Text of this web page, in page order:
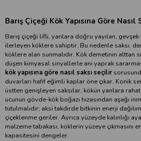
Barış Çiçeği Kök Yapısına Göre Nasıl
Barış çiçeği lifli, yanlara doğru yayılan,
ilerleyen köklere sahiptir. Bu nedenle saksı,
köklere alan sunmalıdır. Kök demetinin alttan
düşen kimyasal sinyallerle ani yaprak
kök yapısına göre nasıl saksı seçilir
duvarları hafif eğimli kaplar öne çıkar. Konik
üstten genişleyen saksılar, kökün yanlara
ucunun gövde­-kök boğazı hizasından aşağı
tutulmalıdır; aksi takdirde bitkinin enerji
çiçeklenme geriler. Ayrıca yüzeyde kalınlığı
malzeme tabakası, köklerin yüzeye çıkmasını
kapasitesini dengeler.